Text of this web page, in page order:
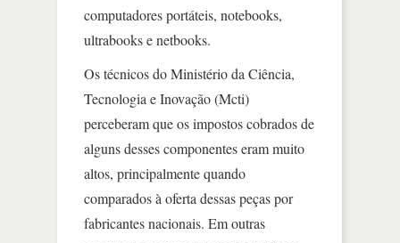
computadores portáteis, notebooks,
ultrabooks e netbooks.
Os técnicos do Ministério da Ciência,
Tecnologia e Inovação (Mcti)
perceberam que os impostos cobrados de
alguns desses componentes eram muito
altos, principalmente quando
comparados à oferta dessas peças por
fabricantes nacionais. Em outras